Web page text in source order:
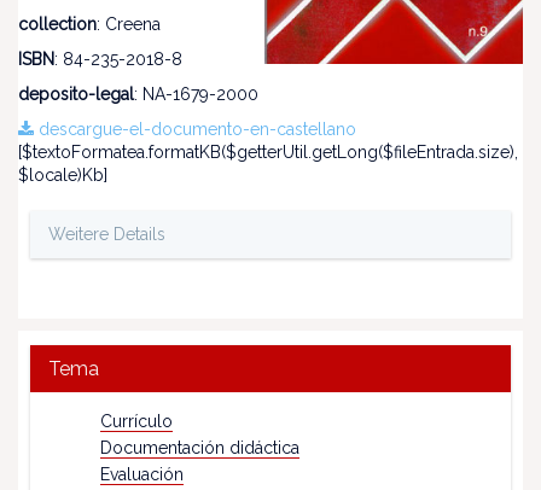
collection: Creena
ISBN: 84-235-2018-8
deposito-legal: NA-1679-2000
descargue-el-documento-en-castellano
[$textoFormatea.formatKB($getterUtil.getLong($fileEntrada.size),
$locale)Kb]
Weitere Details
Tema
Currículo
Documentación didáctica
Evaluación